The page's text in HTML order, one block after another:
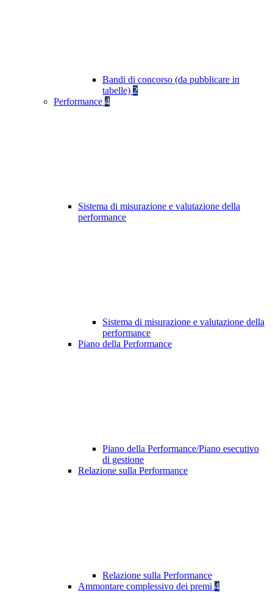
Bandi di concorso (da pubblicare in
tabelle) 2
Performance 4
Sistema di misurazione e valutazione della
performance
Sistema di misurazione e valutazione della
performance
Piano della Performance
Piano della Performance/Piano esecutivo
di gestione
Relazione sulla Performance
Relazione sulla Performance
Ammontare complessivo dei premi 4